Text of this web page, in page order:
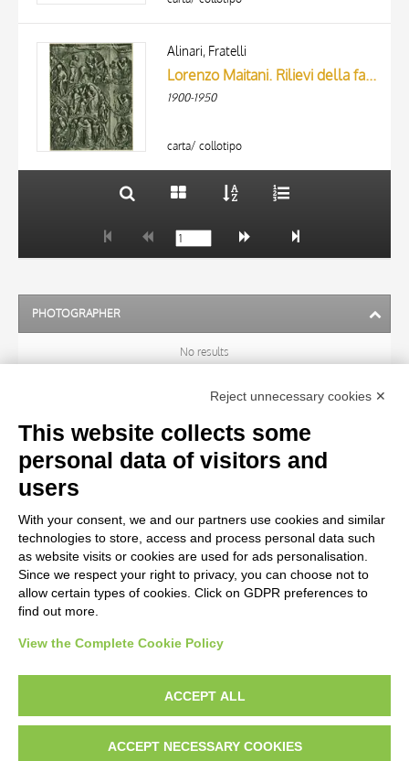
Alinari, Fratelli
Lorenzo Maitani. Rilievi della facciata. Vita della Vergine. Orvieto, Duomo.
1900-1950
carta/ collotipo
TITLE
ARTISTA
PHOTOGRAPHER
No results
TITLE
MATERIAL AND TECHNIQUE
CENTURY
diritto d’autore, legge 22 aprile 1941 n. 633. I diritti degli autori, degli artisti e
dei fotografi che hanno realizzato le opere e le immagini, degli enti e delle
istituzioni che ne sono proprietari, sono riservati. Si vieta quindi la
Reject unnecessary cookies ✕
This website collects some
personal data of visitors and
users
With your consent, we and our partners use cookies and similar
technologies to store, access and process personal data such
as website visits or cookies are used for ads personalisation.
Since we respect your right to privacy, you can choose not to
allow certain types of cookies. Click on GDPR preferences to
find out more.
View the Complete Cookie Policy
ACCEPT ALL
ACCEPT NECESSARY COOKIES